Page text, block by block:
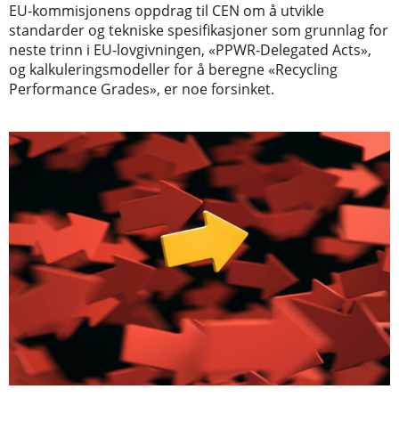
EU-kommisjonens oppdrag til CEN om å utvikle
standarder og tekniske spesifikasjoner som grunnlag for
neste trinn i EU-lovgivningen, «PPWR-Delegated Acts»,
og kalkuleringsmodeller for å beregne «Recycling
Performance Grades», er noe forsinket.